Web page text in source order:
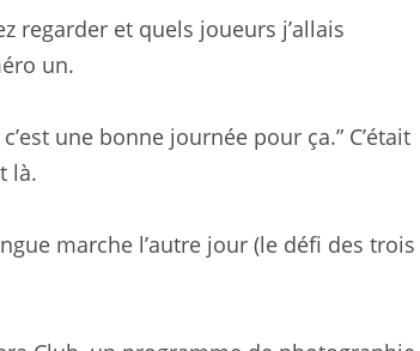
regarder et quels joueurs j’allais
un.
une bonne journée pour ça.” C’était
là.
marche l’autre jour (le défi des trois